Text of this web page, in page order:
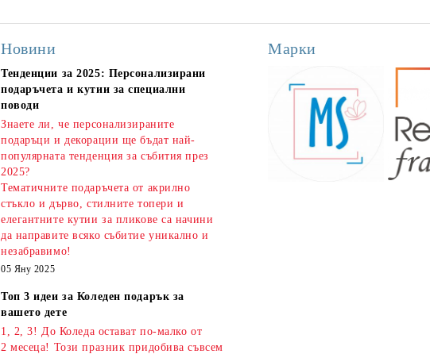
Новини
Тенденции за 2025: Персонализирани
подаръчета и кутии за специални
поводи
Знаете ли, че персонализираните
подаръци и декорации ще бъдат най-
популярната тенденция за събития през
2025?
Тематичните подаръчета от акрилно
стъкло и дърво, стилните топери и
елегантните кутии за пликове са начини
да направите всяко събитие уникално и
незабравимо!
05 Яну 2025
Топ 3 идеи за Коледен подарък за
вашето дете
1, 2, 3! До Коледа остават по-малко от
2 месеца! Този празник придобива съвсем
Марки